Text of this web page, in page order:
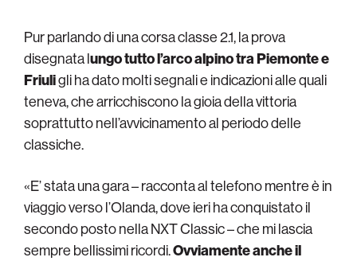
Pur parlando di una corsa classe 2.1, la prova
disegnata lungo tutto l’arco alpino tra Piemonte e
Friuligli ha dato molti segnali e indicazioni alle quali
teneva, che arricchiscono la gioia della vittoria
soprattutto nell’avvicinamento al periodo delle
classiche.
«E’ stata una gara – racconta al telefono mentre è in
viaggio verso l’Olanda, dove ieri ha conquistato il
secondo posto nella NXT Classic – che mi lascia
sempre bellissimi ricordi.Ovviamente anche il